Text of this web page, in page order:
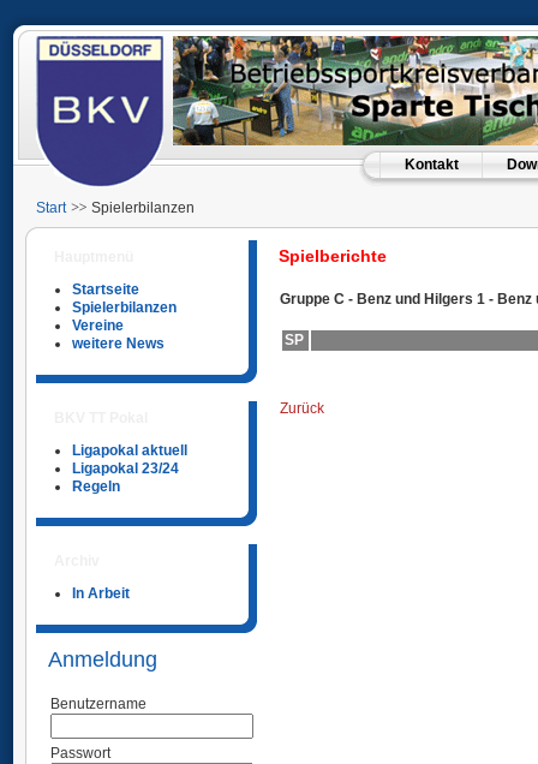
Kontakt
Start Spielerbilanzen
Startseite
Spielerbilanzen
Vereine
weitere News
Ligapokal aktuell
Ligapokal 23/24
Regeln
In Arbeit
Anmeldung
Benutzername
Passwort
Spielberichte
Gruppe C - Benz und Hilgers 1 -
SP
Zurück